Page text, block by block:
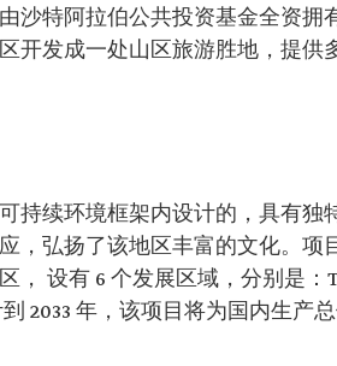
沙特阿拉伯公共投资基金全资
开发成一处山区旅游胜地，提供
持续环境框架内设计的，具有独
，弘扬了该地区丰富的文化。项
， 设有 6 个发展区域，分别是
2033 年，该项目将为国内生产